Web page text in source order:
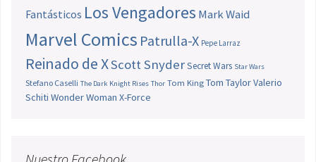
Fantásticos Los Vengadores Mark Waid
Marvel Comics Patrulla-X Pepe Larraz
Reinado de XScott SnyderSecret Wars Star Wars
Stefano Caselli The Dark Knight Rises Thor Tom King Tom TaylorValerio
Schiti Wonder Woman X-Force